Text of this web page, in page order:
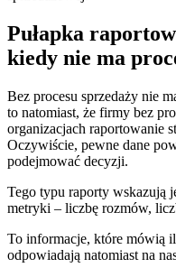
Pułapka
kiedy nie ma
Bez procesu sprzedaży nie
to natomiast, że firmy bez
organizacjach raportowanie
Oczywiście, pewne dane
podejmować decyzji.
Tego typu raporty wskazują
metryki – liczbę rozmów,
To informacje, które mówią
odpowiadają natomiast na